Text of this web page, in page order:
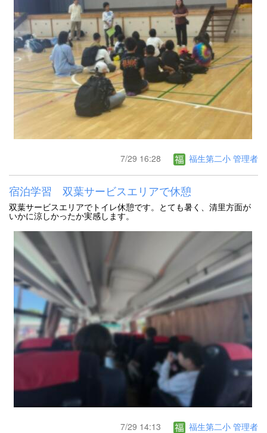
7/29 16:28 福生第二小 管理者
宿泊学習 双葉サービスエリアで休憩
双葉サービスエリアでトイレ休憩です。とても暑く、清里方面が
いかに涼しかったか実感します。
7/29 14:13 福生第二小 管理者